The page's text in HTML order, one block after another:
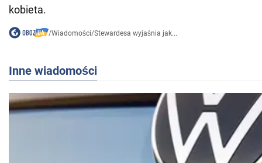
kobieta.
/Wiadomości/Stewardesa wyjaśnia jak...
Inne wiadomości